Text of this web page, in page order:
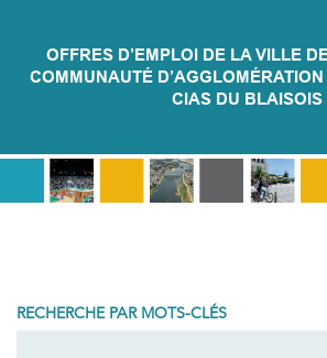
OFFRES D’EMPLOI DE LA VILLE
COMMUNAUTÉ
CIAS DU BLAISOIS
RECHERCHE PAR MOTS-CLÉS